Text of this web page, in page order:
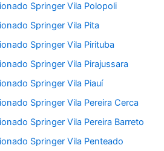
Springer Vila Polopoli
Springer Vila Pita
Springer Vila Pirituba
Springer Vila Pirajussara
Springer Vila Piauí
Springer Vila Pereira Cerca
Springer Vila Pereira Barreto
Springer Vila Penteado